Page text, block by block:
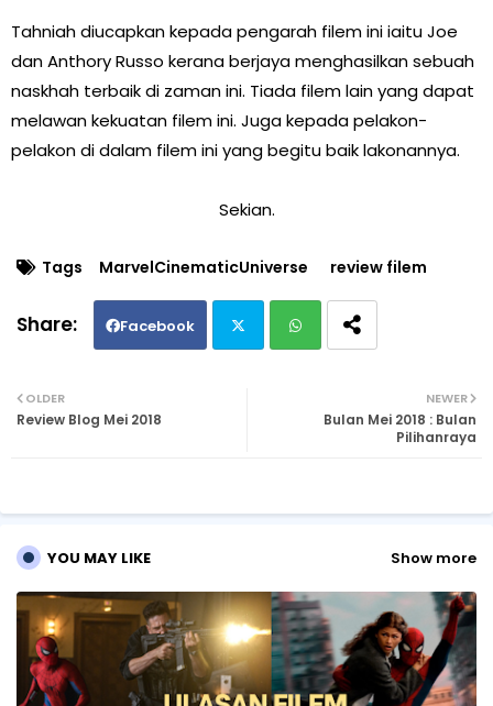
Tahniah diucapkan kepada pengarah filem ini iaitu Joe
dan Anthory Russo kerana berjaya menghasilkan sebuah
naskhah terbaik di zaman ini. Tiada filem lain yang dapat
melawan kekuatan filem ini. Juga kepada pelakon-
pelakon di dalam filem ini yang begitu baik lakonannya.
Sekian.
Tags MarvelCinematicUniverse review filem
Facebook
p
NEWER
Bulan Mei 2018 : Bulan
Pilihanraya
OLDER
Review Blog Mei 2018
YOU MAY LIKE Show more